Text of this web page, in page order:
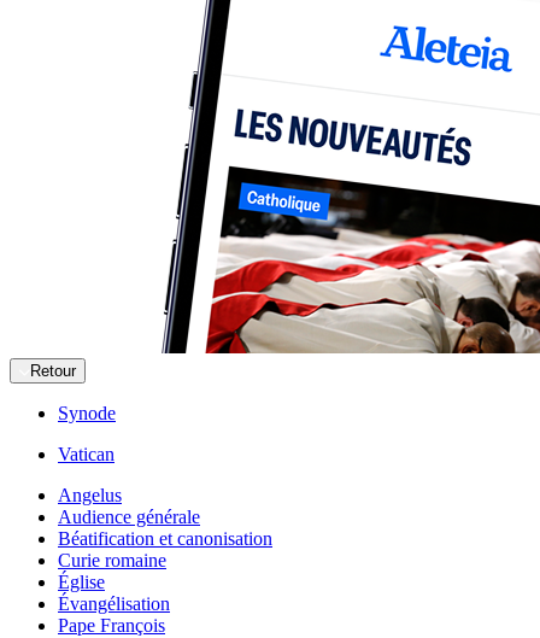
Retour
Synode
Vatican
Angelus
Audience générale
Béatification et canonisation
Curie romaine
Église
Évangélisation
Pape François